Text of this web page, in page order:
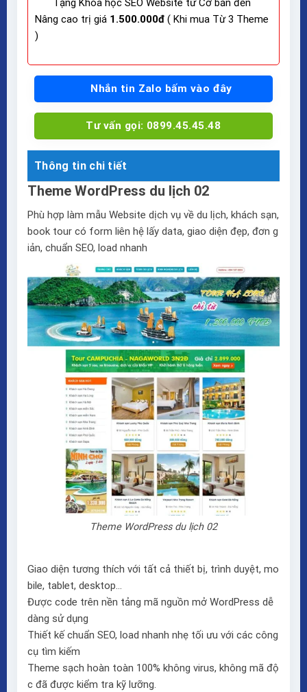
Tặng Khóa học SEO Website từ Cơ bản đến
Nâng cao trị giá 1.500.000đ ( Khi mua Từ 3 Theme
)
Nhắn tin Zalo bấm vào đây
Tư vấn gọi: 0899.45.45.48
Thông tin chi tiết
Theme WordPress du lịch 02
Phù hợp làm mẫu Website dịch vụ về du lịch, khách sạn,
book tour có form liên hệ lấy data, giao diện đẹp, đơn g
iản, chuẩn SEO, load nhanh
Theme WordPress du lịch 02
Giao diện tương thích với tất cả thiết bị, trình duyệt, mo
bile, tablet, desktop…
Được code trên nền tảng mã nguồn mở WordPress dễ
dàng sử dụng
Thiết kế chuẩn SEO, load nhanh nhẹ tối ưu với các công
cụ tìm kiếm
Theme sạch hoàn toàn 100% không virus, không mã độ
c đã được kiểm tra kỹ lưỡng.